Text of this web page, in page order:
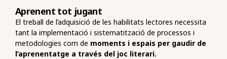
Aprenent tot jugant
El treball de l’adquisició de les habilitats lectores necessita
tant la implementació i sistematització de processos i
metodologies com de moments i espais per gaudir de
l’aprenentatge a través del joc literari.